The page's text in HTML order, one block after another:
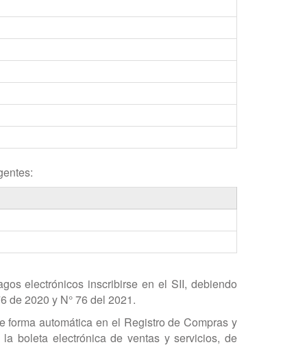
electrónicos inscribirse en el SII, debiendo
de 2020 y N° 76 del 2021.
forma automática en el Registro de Compras y
boleta electrónica de ventas y servicios, de